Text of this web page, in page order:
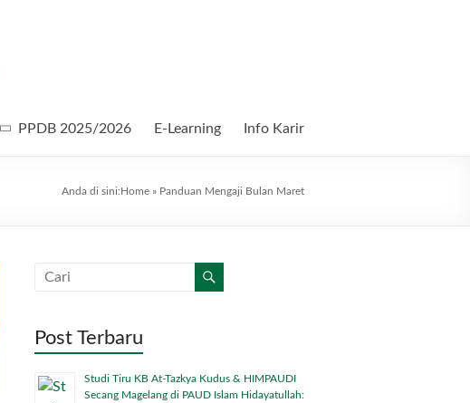
PPDB 2025/2026 E-Learning Info Karir
Anda di sini:Home » Panduan Mengaji Bulan Maret
Post Terbaru
Studi Tiru KB At-Tazkya Kudus & HIMPAUDI
Secang Magelang di PAUD Islam Hidayatullah: